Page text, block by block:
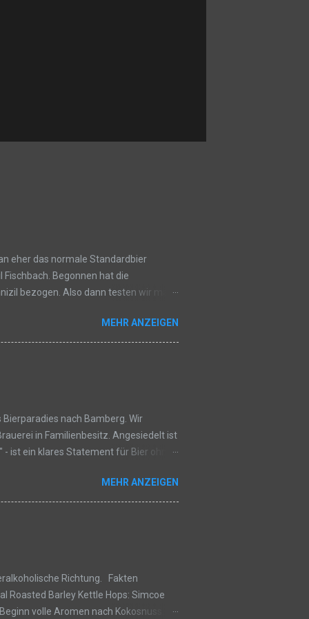
eher das normale Standardbier
Begonnen hat die
bezogen. Also dann testen wir mal
und Mandarine. Im Laufe der Zeit
schöne Grundcharakteristik. Dir
oder zu weich. Geschmack: Im
Mandarinen-/...
MEHR ANZEIGEN
nach Bamberg. Wir
in Familienbesitz. Angesiedelt ist
ist ein klares Statement für Bier ohne
mit einer schönen würzigen
die Kombination in einer klassischen
Glas harmonieren. Ein klassischer
MEHR ANZEIGEN
Richtung. Fakten
Roasted Barley Kettle Hops: Simcoe
volle Aromen nach Kokosnuss.